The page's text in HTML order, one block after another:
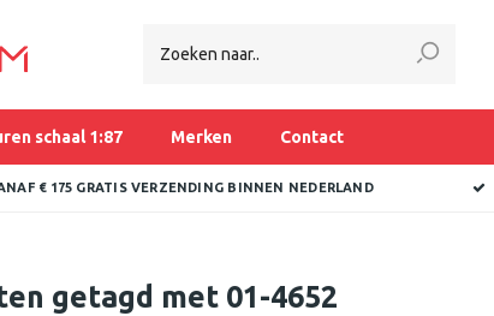
schaal 1:87 Merken Contact
€ 175 GRATIS VERZENDING BINNEN NEDERLAND
getagd met 01-4652